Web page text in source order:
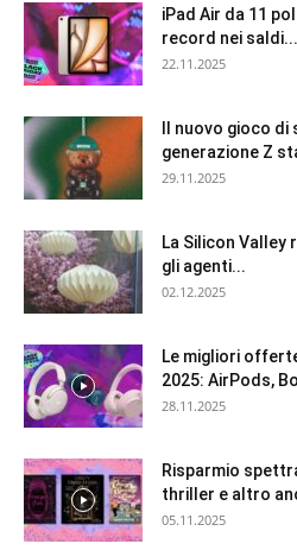
iPad Air da 11
record nei saldi...
22.11.2025
Il nuovo gioco
generazione Z
29.11.2025
La Silicon Valley
gli agenti...
02.12.2025
Le migliori
2025: AirPods,
28.11.2025
Risparmio
thriller e altro
05.11.2025